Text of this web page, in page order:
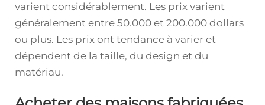
varient considérablement. Les prix varient
généralement entre 50.000 et 200.000 dollars
ou plus. Les prix ont tendance à varier et
dépendent de la taille, du design et du
matériau.